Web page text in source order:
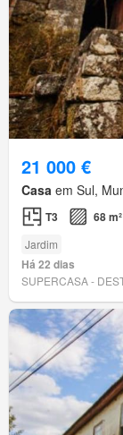
21 000 €
Casa em Sul,
T3 68 m²
Jardim
Há 22 dias
SUPERCASA -